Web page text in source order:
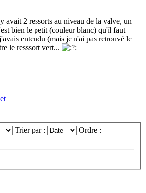
avait 2 ressorts au niveau de la valve, un
bien le petit (couleur blanc) qu'il faut
entendu (mais je n'ai pas retrouvé le
le resssort vert...
Trier par : Ordre :